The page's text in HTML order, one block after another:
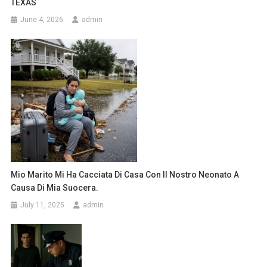
TEXAS
June 4, 2026 admin
Mio Marito Mi Ha Cacciata Di Casa Con Il Nostro Neonato A
Causa Di Mia Suocera.
July 11, 2025 admin